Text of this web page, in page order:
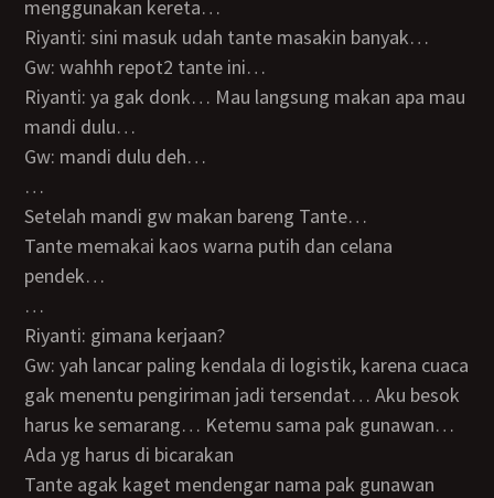
menggunakan kereta…
Riyanti: sini masuk udah tante masakin banyak…
Gw: wahhh repot2 tante ini…
Riyanti: ya gak donk… Mau langsung makan apa mau
mandi dulu…
Gw: mandi dulu deh…
…
Setelah mandi gw makan bareng Tante…
Tante memakai kaos warna putih dan celana
pendek…
…
Riyanti: gimana kerjaan?
Gw: yah lancar paling kendala di logistik, karena cuaca
gak menentu pengiriman jadi tersendat… Aku besok
harus ke semarang… Ketemu sama pak gunawan…
Ada yg harus di bicarakan
Tante agak kaget mendengar nama pak gunawan